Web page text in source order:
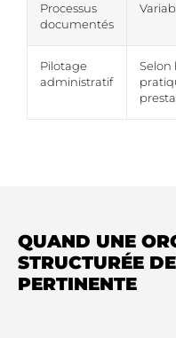
Processus
documentés
Pilotage
administratif
Selon
QUAND UNE
STRUCTURÉE
PERTINENTE